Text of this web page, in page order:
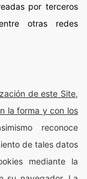
por terceros
otras redes
de este Site,
la forma y con los
reconoce
de tales datos
mediante la